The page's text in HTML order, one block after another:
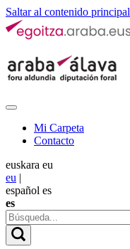
Saltar al contenido principal
Mi Carpeta
Contacto
euskara eu
eu |
español es
es